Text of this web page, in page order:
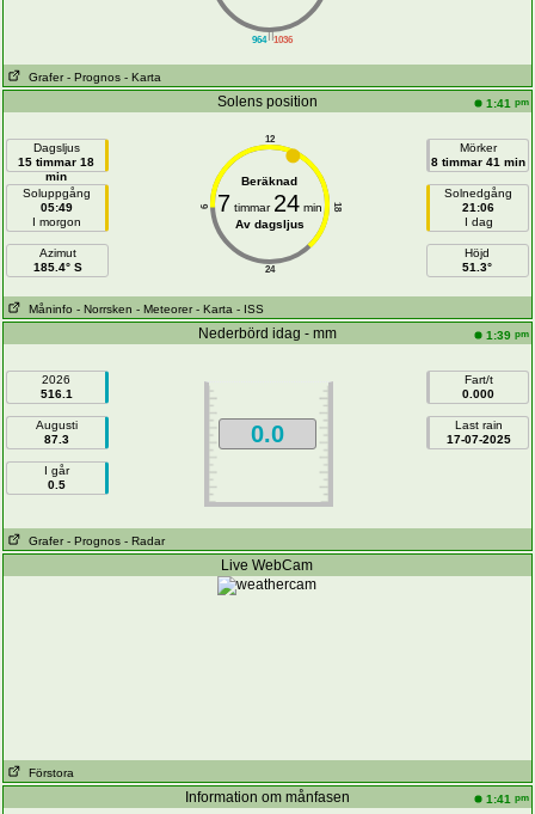
||
964 1036
Grafer - Prognos - Karta
Solens position 1:41 pm
Dagsljus
15 timmar 18
min
Soluppgång
05:49
I morgon
Azimut
185.4° S
12
24
6 18
Beräknad
7 timmar 24min
Av dagsljus
Mörker
8 timmar 41 min
Solnedgång
21:06
I dag
Höjd
51.3°
Måninfo - Norrsken - Meteorer - Karta - ISS
Nederbörd idag - mm 1:39 pm
2026
516.1
Augusti
87.3
I går
0.5
0.0
Fart/t
0.000
Last rain
17-07-2025
Grafer - Prognos - Radar
Live WebCam
Förstora
Information om månfasen 1:41 pm